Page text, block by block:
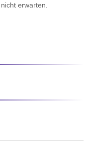
erwarten.